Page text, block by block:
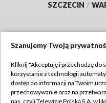
SZCZECIN /
Abonament TVP
Szanujemy Twoją
Kliknij "Akceptuję i przechodzę do
korzystanie z technologii
dostęp do informacji na Twoim
przechowywanie oraz na
nas, czyli Telewizję Polską S.A. w